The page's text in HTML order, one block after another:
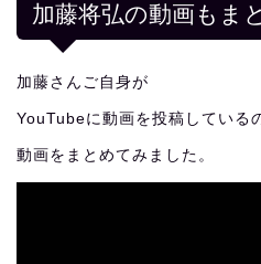
加藤将弘の動画もま
加藤さんご自身が
YouTubeに動画を投稿している
動画をまとめてみました。